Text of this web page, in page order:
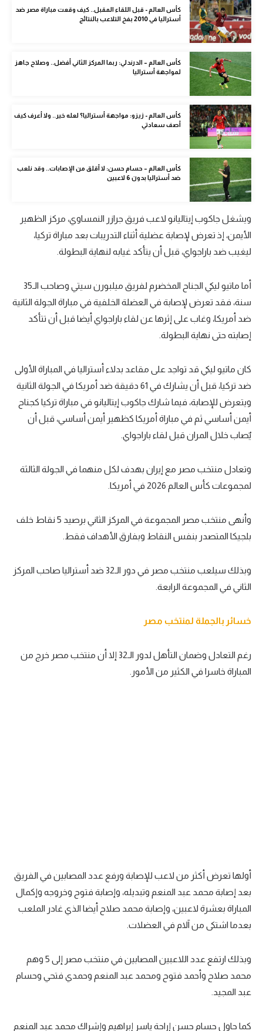
في المونديال
رياضة نسائية
آسيا
أمريكا
ركن الألعاب
أقسام خاصة
Gamers
ميركاتو
تقرير في الجول
تحليل في الجول
حكايات في الجول
كويز في الجول
فيديو في الجول
كأس العالم - قبل اللقاء المقبل.. كيف وقعت مباراة مصر ضد
أستراليا في 2010 بفخ التلاعب بالنتائج
كأس العالم – الدرندلي: ربما المركز الثاني أفضل.. وصلاح جاهز
لمواجهة أستراليا
كأس العالم - زيزو: مواجهة أستراليا؟ لعله خير.. ولا أعرف كيف
أصف سعادتي
كأس العالم – حسام حسن: لا أقلق من الإصابات.. وقد نلعب
ضد أستراليا بدون 6 لاعبين
ويشغل جاكوب إيتاليانو لاعب فريق جرازر النمساوي، مركز الظهير
الأيمن، إذ تعرض لإصابة عضلية أثناء التدريبات بعد مباراة تركيا،
ليغيب ضد باراجواي، قبل أن يتأكد غيابه لنهاية البطولة.
أما ماتيو ليكي الجناح المخضرم لفريق ميلبورن سيتي وصاحب الـ35
سنة، فقد تعرض لإصابة في العضلة الخلفية في مباراة الجولة الثانية
ضد أمريكا، وغاب على إثرها عن لقاء باراجواي أيضا قبل أن تتأكد
إصابته حتى نهاية البطولة.
كان ماتيو ليكي قد تواجد على مقاعد بدلاء أستراليا في المباراة الأولى
ضد تركيا، قبل أن يشارك في 61 دقيقة ضد أمريكا في الجولة الثانية
ويتعرض للإصابة، فيما شارك جاكوب إيتاليانو في مباراة تركيا كجناح
أيمن أساسي ثم في مباراة أمريكا كظهير أيمن أساسي، قبل أن
يٌصاب خلال المران قبل لقاء باراجواي.
وتعادل منتخب مصر مع إيران بهدف لكل منهما في الجولة الثالثة
لمجموعات كأس العالم 2026 في أمريكا.
وأنهى منتخب مصر المجموعة في المركز الثاني برصيد 5 نقاط خلف
بلجيكا المتصدر بنفس النقاط وبفارق الأهداف فقط.
وبذلك سيلعب منتخب مصر في دور الـ32 ضد أستراليا صاحب المركز
الثاني في المجموعة الرابعة.
خسائر بالجملة لمنتخب مصر
رغم التعادل وضمان التأهل لدور الـ32 إلا أن منتخب مصر خرج من
المباراة خاسرا في الكثير من الأمور.
أولها تعرض أكثر من لاعب للإصابة ورفع عدد المصابين في الفريق
بعد إصابة محمد عبد المنعم وتبديله، وإصابة فتوح وخروجه وإكمال
المباراة بعشرة لاعبين، وإصابة محمد صلاح أيضا الذي غادر الملعب
بعدما اشتكى من آلام في العضلات.
وبذلك ارتفع عدد اللاعبين المصابين في منتخب مصر إلى 5 وهم
محمد صلاح وأحمد فتوح ومحمد عبد المنعم وحمدي فتحي وحسام
عبد المجيد.
كما حاول حسام حسن إراحة ياسر إبراهيم وإشراك محمد عبد المنعم